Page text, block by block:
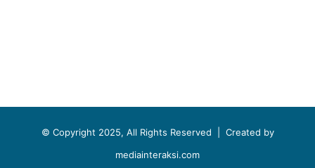
© Copyright 2025, All Rights Reserved | Created by
mediainteraksi.com